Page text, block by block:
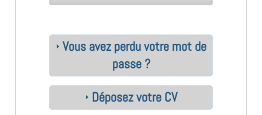
Vous avez perdu votre mot de
passe ?
Déposez votre CV